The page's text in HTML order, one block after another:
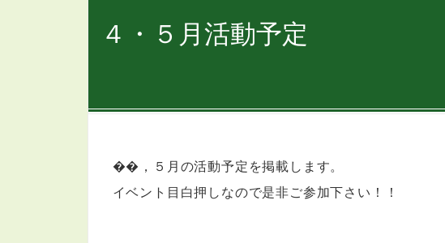
４・５月活動予定
��，５月の活動予定を掲載します。
イベント目白押しなので是非ご参加下さい！！